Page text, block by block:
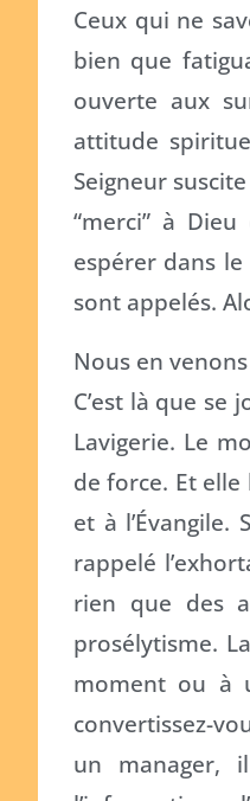
Ceux qui ne
bien que
ouverte aux
attitude
Seigneur
“merci” à
espérer dans
sont appelés.
Nous en
C’est là que se
Lavigerie. Le
de force. Et
et à
rappelé
rien que des
prosélytisme.
moment ou à
convertissez-
un manager,